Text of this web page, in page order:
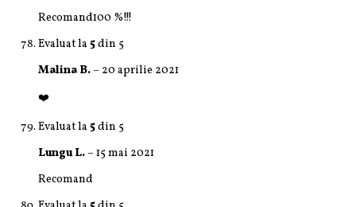
Recomand100 %!!!
Evaluat la 5din 5
Malina B. – 20 aprilie 2021
❤️
Evaluat la 5din 5
Lungu L. – 15 mai 2021
Recomand